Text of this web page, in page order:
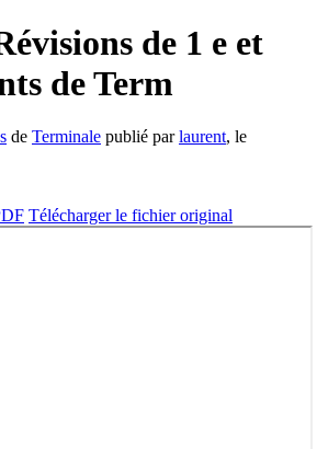
de 1 e et
de Term
de Terminale publié parlaurent, le
Télécharger le fichier original